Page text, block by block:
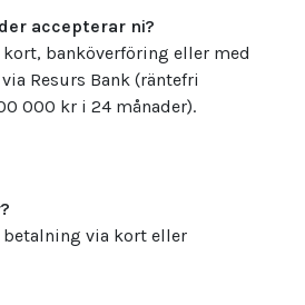
accepterar ni?
banköverföring eller med
Resurs Bank (räntefri
000 kr i 24 månader).
via kort eller